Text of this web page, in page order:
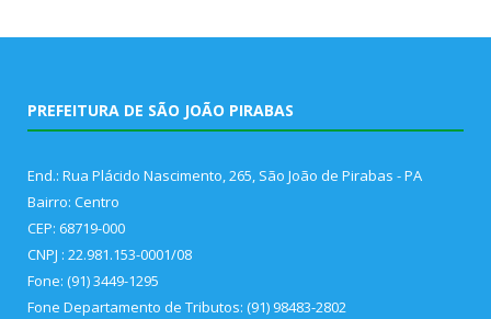
PREFEITURA DE SÃO JOÃO PIRABAS
End.: Rua Plácido Nascimento, 265, São João de Pirabas - PA
Bairro: Centro
CEP: 68719-000
CNPJ : 22.981.153-0001/08
Fone: (91) 3449-1295
Fone Departamento de Tributos: (91) 98483-2802